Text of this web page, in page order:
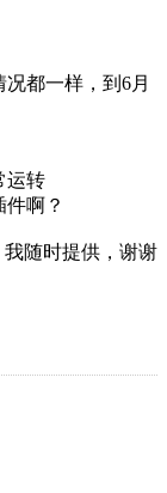
况都一样，到6月
运转
件啊？
随时提供，谢谢